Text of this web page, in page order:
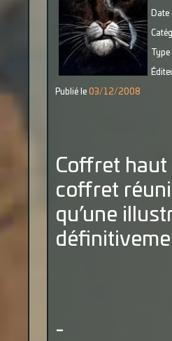
Date
Publié le 03/12/2008
Coffret haut
coffret
qu’une
-